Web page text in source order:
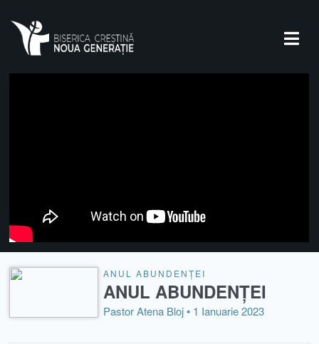
ANUL ABUNDENȚEI
ANUL ABUNDENȚEI
Pastor Atena Bloj • 1 Ianuarie 2023